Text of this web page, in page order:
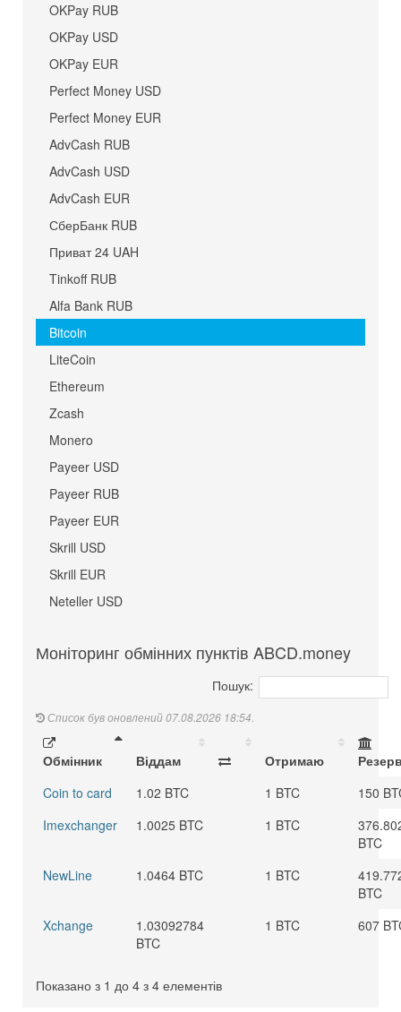
OKPay RUB
OKPay USD
OKPay EUR
Perfect Money USD
Perfect Money EUR
AdvCash RUB
AdvCash USD
AdvCash EUR
СберБанк RUB
Приват 24 UAH
Tinkoff RUB
Alfa Bank RUB
Bitcoin
LiteCoin
Ethereum
Zcash
Monero
Payeer USD
Payeer RUB
Payeer EUR
Skrill USD
Skrill EUR
Neteller USD
Моніторинг обмінних пунктів ABCD.money
Пошук:
Список був оновлений 07.08.2026 18:54.
Обмінник Віддам Отримаю
Coin to card
1.02 BTC 1 BTC
150
Imexchanger
1.0025 BTC 1 BTC
BTC
NewLine
1.0464 BTC 1 BTC
BTC
Xchange
1.03092784
BTC
1 BTC 607
Показано з 1 до 4 з 4 елементів